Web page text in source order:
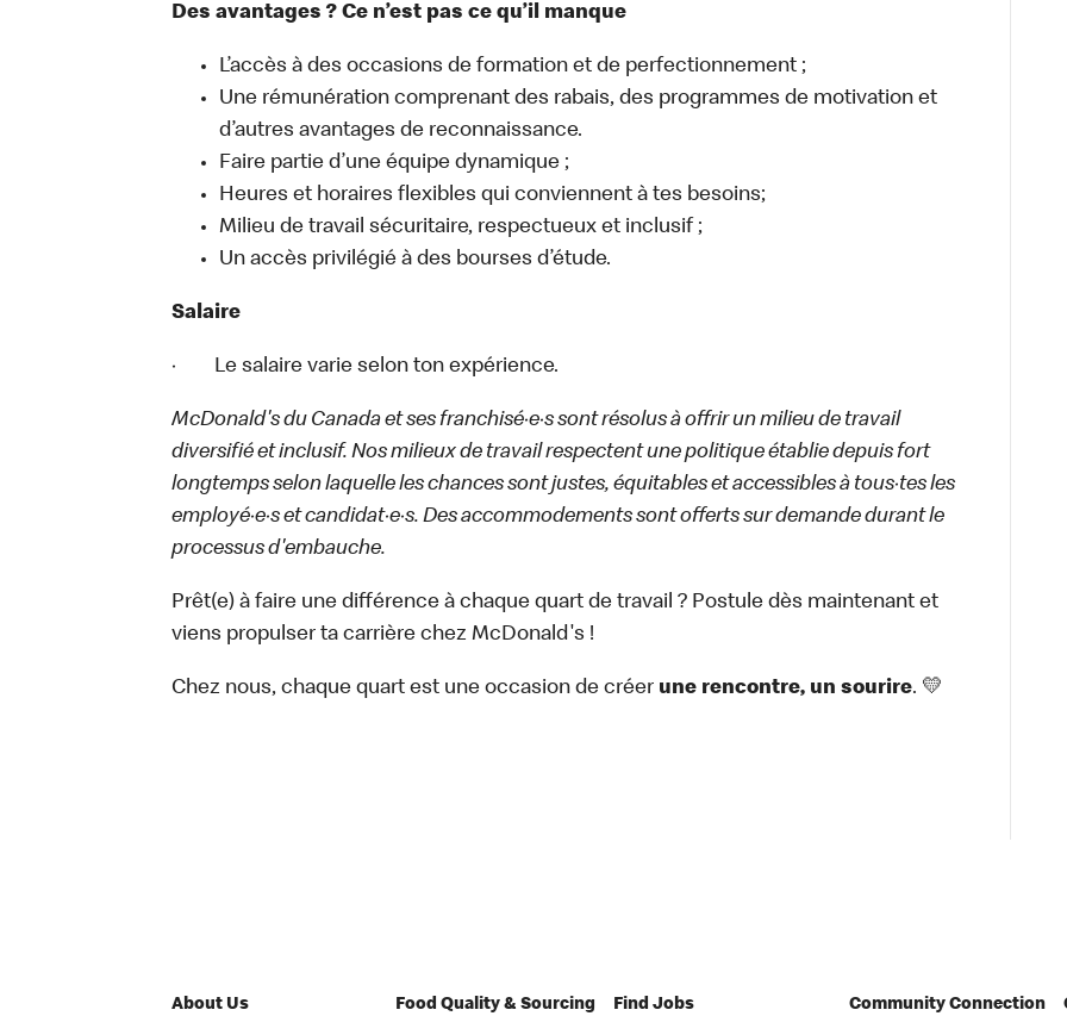
Des avantages ? Ce n’est pas ce qu’il manque
L’accès à des occasions de formation et de perfectionnement ;
Une rémunération comprenant des rabais, des programmes de motivation et
d’autres avantages de reconnaissance.
Faire partie d’une équipe dynamique ;
Heures et horaires flexibles qui conviennent à tes besoins;
Milieu de travail sécuritaire, respectueux et inclusif ;
Un accès privilégié à des bourses d’étude.
Salaire
· Le salaire varie selon ton expérience.
McDonald's du Canada et ses franchisé·e·s sont résolus à offrir un milieu de travail
diversifié et inclusif. Nos milieux de travail respectent une politique établie depuis fort
longtemps selon laquelle les chances sont justes, équitables et accessibles à tous·tes les
employé·e·s et candidat·e·s. Des accommodements sont offerts sur demande durant le
processus d'embauche.
Prêt(e) à faire une différence à chaque quart de travail ? Postule dès maintenant et
viens propulser ta carrière chez McDonald's !
Chez nous, chaque quart est une occasion de créer une rencontre, un sourire. 💛
About Us
Food Quality & Sourcing
Find Jobs
Community Connection